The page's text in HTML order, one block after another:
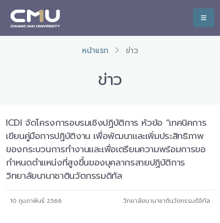
หน้าแรก ข่าว
ข่าว
ICDI จัดโครงการอบรมเชิงปฏิบัติการ หัวข้อ “เทคนิคการ
เขียนคู่มือการปฏิบัติงาน เพื่อพัฒนาและเพิ่มประสิทธิภาพ
ของกระบวนการทำงานและเพื่อเตรียมความพร้อมการขอ
กำหนดตำแหน่งที่สูงขึ้นของบุคลากรสายปฏิบัติการ
วิทยาลัยนานาชาตินวัตกรรมดิทัล
10 กุมภาพันธ์ 2566 วิทยาลัยนานาชาตินวัตกรรมดิจิทัล